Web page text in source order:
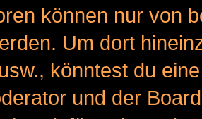
können nur von
Um dort
könntest du
und der